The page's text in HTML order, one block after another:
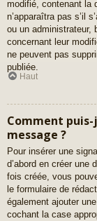
modifié, contenant la
n’apparaîtra pas s’il
ou un administrateur,
concernant leur
ne peuvent pas
publiée.
Haut
Comment
message ?
Pour insérer une
d’abord en créer une
fois créée, vous
le formulaire de
également ajouter
cochant la case